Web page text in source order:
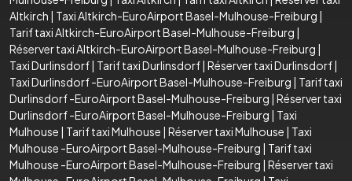
Altkirch | Taxi Altkirch-EuroAirport Basel-Mulhouse-Freiburg |
Tarif taxi Altkirch-EuroAirport Basel-Mulhouse-Freiburg |
Réserver taxi Altkirch-EuroAirport Basel-Mulhouse-Freiburg |
Taxi Durlinsdorf| Tarif taxi Durlinsdorf| Réserver taxi Durlinsdorf|
Taxi Durlinsdorf -EuroAirport Basel-Mulhouse-Freiburg | Tarif taxi
Durlinsdorf -EuroAirport Basel-Mulhouse-Freiburg | Réserver taxi
Durlinsdorf -EuroAirport Basel-Mulhouse-Freiburg | Taxi
Mulhouse | Tarif taxi Mulhouse | Réserver taxi Mulhouse | Taxi
Mulhouse -EuroAirport Basel-Mulhouse-Freiburg | Tarif taxi
Mulhouse -EuroAirport Basel-Mulhouse-Freiburg | Réserver taxi